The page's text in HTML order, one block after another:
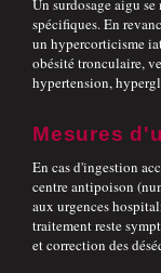
Un surdosage aigu
spécifiques. En
un hypercorticisme
obésité tronculaire,
hypertension,
Mesures
En cas d'ingestion
centre antipoison
aux urgences
traitement reste
et correction des